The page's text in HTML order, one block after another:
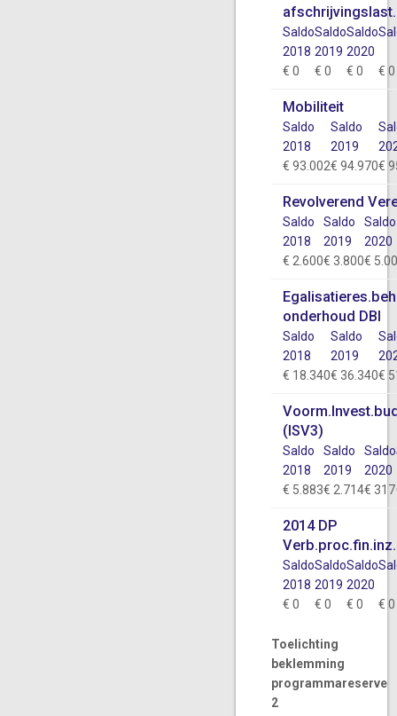
afschrijvingslast.
Saldo
2018
Saldo
2019
Saldo
2020
€ 0 € 0 € 0 € 0
Mobiliteit
Saldo
2018
Saldo
2019
€ 93.002€ 94.970€
Revolverend
Saldo
2018
Saldo
2019
Saldo
2020
€ 2.600€ 3.800€
onderhoud DBI
Saldo
2018
Saldo
2019
€ 18.340€ 36.340€
(ISV3)
Saldo
2018
Saldo
2019
Saldo
2020
€ 5.883€ 2.714€ 317
2014 DP
Saldo
2018
Saldo
2019
Saldo
2020
€ 0 € 0 € 0 € 0
Toelichting
beklemming
programmareserve
2